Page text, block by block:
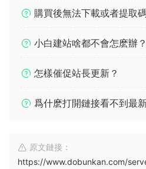
購買後無法下載或者提取
小白建站啥都不會怎麽辦？
怎樣催促站長更新？
爲什麽打開鏈接看不到最
原文鏈接：
https://www.dobunkan.com/